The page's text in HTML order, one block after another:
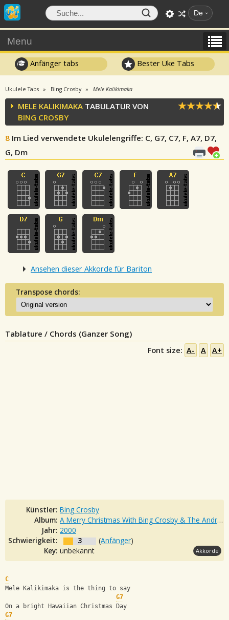
De
Menu
Anfänger tabs Bester Uke Tabs
Ukulele Tabs Bing Crosby Mele Kalikimaka
MELE KALIKIMAKA TABULATUR VON
BING CROSBY
8 Im Lied verwendete Ukulelengriffe: C, G7, C7, F, A7, D7,
G, Dm
Ansehen dieser Akkorde für Bariton
Transpose chords:
Tablature / Chords (Ganzer Song)
Font size: A- A A+
Künstler: Bing Crosby
Album: A Merry Christmas With Bing Crosby & The Andrews Sisters
Jahr: 2000
Schwierigkeit:
3 (Anfänger)
Key: unbekannt Akkorde
C
Mele Kalikimaka is the thing to say
G7
On a bright Hawaiian Christmas Day
G7